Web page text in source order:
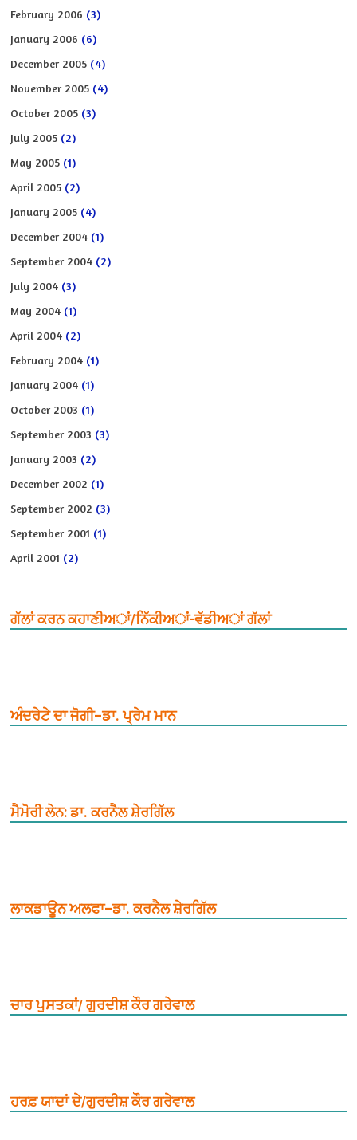
February 2006 (3)
January 2006 (6)
December 2005 (4)
November 2005 (4)
October 2005 (3)
July 2005 (2)
May 2005 (1)
April 2005 (2)
January 2005 (4)
December 2004 (1)
September 2004 (2)
July 2004 (3)
May 2004 (1)
April 2004 (2)
February 2004 (1)
January 2004 (1)
October 2003 (1)
September 2003 (3)
January 2003 (2)
December 2002 (1)
September 2002 (3)
September 2001 (1)
April 2001 (2)
ਗੱਲਾਂ ਕਰਨ ਕਹਾਣੀਅਾਂ/ਨਿੱਕੀਅਾਂ-ਵੱਡੀਅਾਂ ਗੱਲਾਂ
ਅੰਦਰੇਟੇ ਦਾ ਜੋਗੀ–ਡਾ. ਪ੍ਰੇਮ ਮਾਨ
ਮੈਮੋਰੀ ਲੇਨ: ਡਾ. ਕਰਨੈਲ ਸ਼ੇਰਗਿੱਲ
ਲਾਕਡਾਊਨ ਅਲਫਾ–ਡਾ. ਕਰਨੈਲ ਸ਼ੇਰਗਿੱਲ
ਚਾਰ ਪੁਸਤਕਾਂ/ ਗੁਰਦੀਸ਼ ਕੌਰ ਗਰੇਵਾਲ
ਹਰਫ਼ ਯਾਦਾਂ ਦੇ/ਗੁਰਦੀਸ਼ ਕੌਰ ਗਰੇਵਾਲ